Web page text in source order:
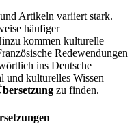
Artikeln variiert stark.
häufiger
kommen kulturelle
Redewendungen
ins Deutsche
und kulturelles Wissen
zu finden.